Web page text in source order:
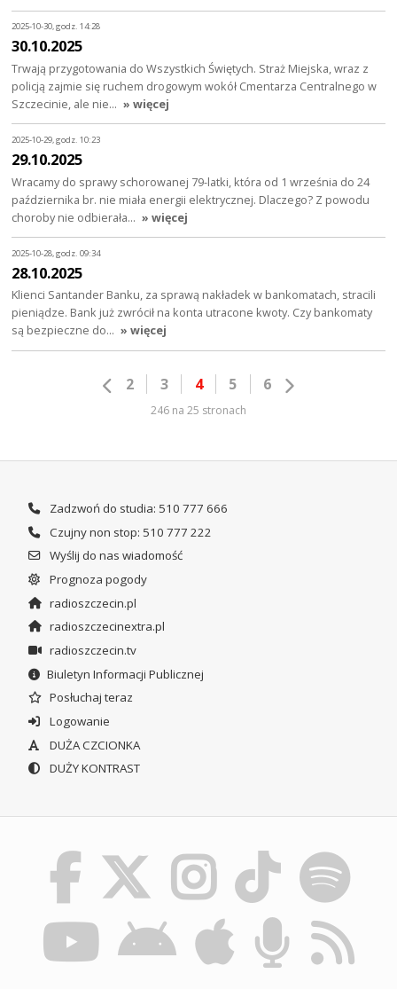
2025-10-30, godz. 14:28
30.10.2025
Trwają przygotowania do Wszystkich Świętych. Straż Miejska, wraz z
policją zajmie się ruchem drogowym wokół Cmentarza Centralnego w
Szczecinie, ale nie… » więcej
2025-10-29, godz. 10:23
29.10.2025
Wracamy do sprawy schorowanej 79-latki, która od 1 września do 24
października br. nie miała energii elektrycznej. Dlaczego? Z powodu
choroby nie odbierała… » więcej
2025-10-28, godz. 09:34
28.10.2025
Klienci Santander Banku, za sprawą nakładek w bankomatach, stracili
pieniądze. Bank już zwrócił na konta utracone kwoty. Czy bankomaty
są bezpieczne do… » więcej
2 3 4 5 6
246 na 25 stronach
Zadzwoń do studia: 510 777 666
Czujny non stop: 510 777 222
Wyślij do nas wiadomość
Prognoza pogody
radioszczecin.pl
radioszczecinextra.pl
radioszczecin.tv
Biuletyn Informacji Publicznej
Posłuchaj teraz
Logowanie
DUŻA CZCIONKA
DUŻY KONTRAST